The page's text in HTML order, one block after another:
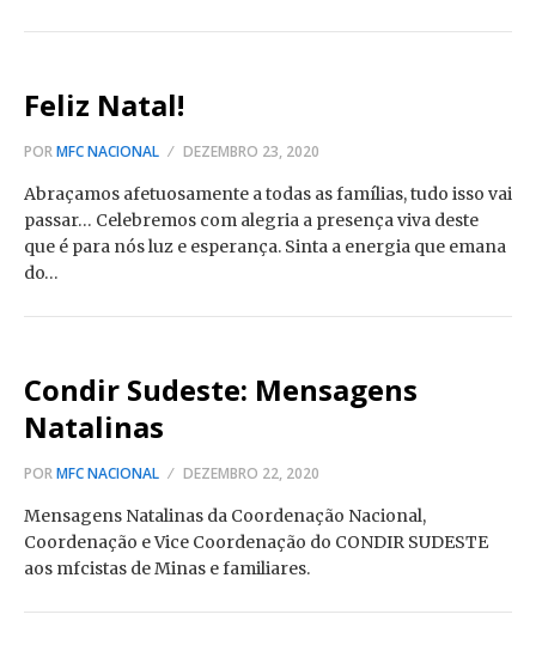
Feliz Natal!
PORMFC NACIONAL DEZEMBRO 23, 2020
Abraçamos afetuosamente a todas as famílias, tudo isso vai
passar… Celebremos com alegria a presença viva deste
que é para nós luz e esperança. Sinta a energia que emana
do…
Condir Sudeste: Mensagens
Natalinas
PORMFC NACIONAL DEZEMBRO 22, 2020
Mensagens Natalinas da Coordenação Nacional,
Coordenação e Vice Coordenação do CONDIR SUDESTE
aos mfcistas de Minas e familiares.